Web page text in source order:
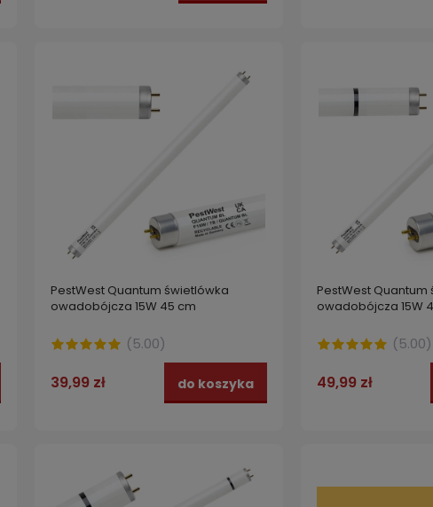
PestWest Quantum świetlówka
owadobójcza 15W 45 cm
(5.00)
39,99 zł do koszyka
PestWest Quantum
owadobójcza 15W
(5.00)
49,99 zł